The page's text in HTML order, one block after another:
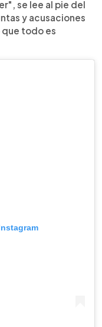
se lee al pie del
y acusaciones
todo es